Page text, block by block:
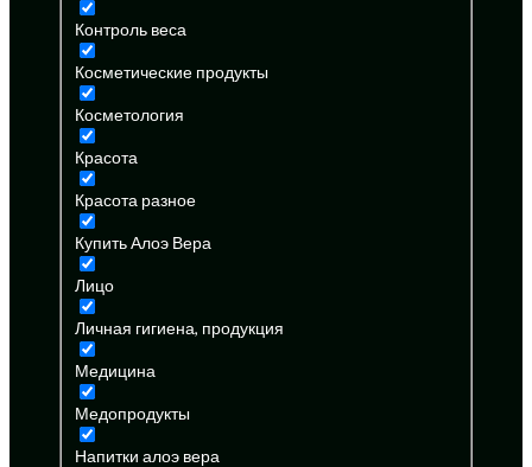
Контроль веса
Косметические продукты
Косметология
Красота
Красота разное
Купить Алоэ Вера
Лицо
Личная гигиена, продукция
Медицина
Медопродукты
Напитки алоэ вера